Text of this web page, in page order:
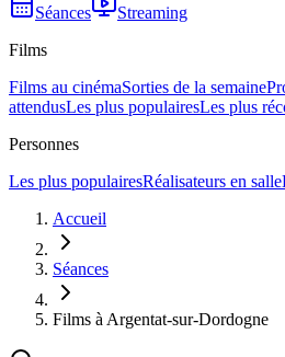
Séances
Streaming
Films
Films au cinémaSorties de la semaine
attendusLes plus populairesLes plus
Personnes
Les plus populairesRéalisateurs en salle
Accueil
Séances
Films à Argentat-sur-Dordogne